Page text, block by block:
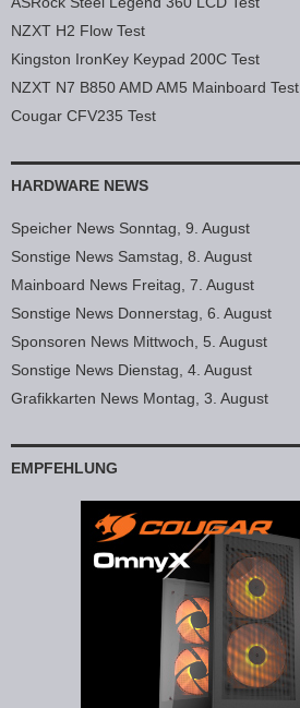
NZXT H2 Flow Test
Kingston IronKey Keypad 200C Test
NZXT N7 B850 AMD AM5 Mainboard Test
Cougar CFV235 Test
HARDWARE NEWS
Speicher News Sonntag, 9. August
Sonstige News Samstag, 8. August
Mainboard News Freitag, 7. August
Sonstige News Donnerstag, 6. August
Sponsoren News Mittwoch, 5. August
Sonstige News Dienstag, 4. August
Grafikkarten News Montag, 3. August
EMPFEHLUNG